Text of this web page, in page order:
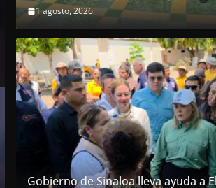
1 agosto, 2026
Gobierno de Sinaloa lleva ayuda a